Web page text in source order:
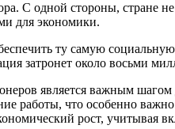
С одной стороны, стране
для экономики.
ту самую
затронет около восьми
является важным
работы, что особенно
рост, учитывая